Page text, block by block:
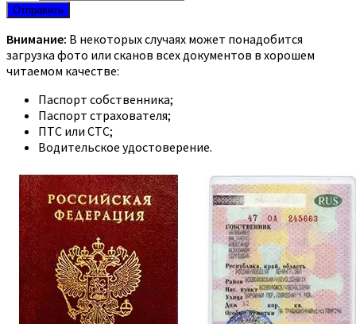
Отправить
Внимание: В некоторых случаях может понадобится
загрузка фото или сканов всех документов в хорошем
читаемом качестве:
Паспорт собственника;
Паспорт страхователя;
ПТС или СТС;
Водительское удостоверение.